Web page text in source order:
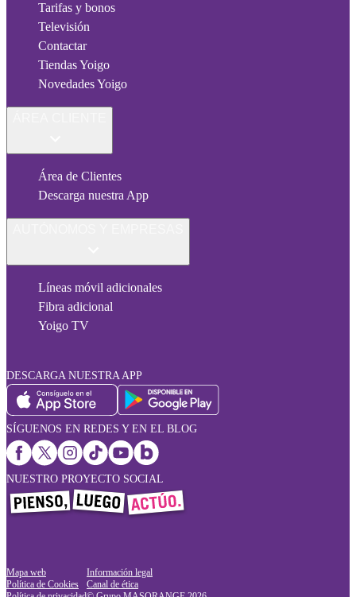
Tarifas y bonos
Televisión
Contactar
Tiendas Yoigo
Novedades Yoigo
Área de Clientes
Descarga nuestra App
Líneas móvil adicionales
Fibra adicional
Yoigo TV
DESCARGA NUESTRA APP
SÍGUENOS EN REDES Y EN EL BLOG
NUESTRO PROYECTO SOCIAL
Mapa web
Política de Cookies
Información legal
Canal de ética